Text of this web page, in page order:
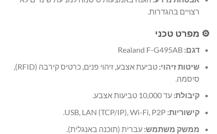
רצויים בהגדרות.
⚙️ מפרט טכני
דגם:
שיטות זיהוי:
טביעת אצבע, זיהוי פנים, כרטיס קירבה (RFID),
סיסמה.
קיבולת: עד 10,000 טביעות אצבע.
קישוריות:
ממשק משתמש: עברית (תוכנה באנגלית).